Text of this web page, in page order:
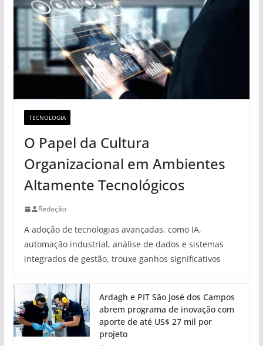
TECNOLOGIA
O Papel da Cultura
Organizacional em Ambientes
Altamente Tecnológicos
Redação
A adoção de tecnologias avançadas, como IA,
automação industrial, análise de dados e sistemas
integrados de gestão, trouxe ganhos significativos
Ardagh e PIT São José dos Campos
abrem programa de inovação com
aporte de até US$ 27 mil por
projeto